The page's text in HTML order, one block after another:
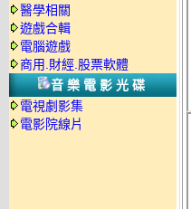
醫學相關
遊戲合輯
電腦遊戲
商用.財經.股票軟體
音樂電影光碟
電視劇影集
電影院線片